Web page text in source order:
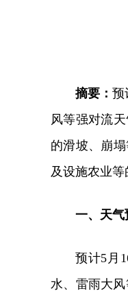
摘要：预
风等强对流
的滑坡、崩
及设施农业等
一、天气
预计5月
水、雷雨大风